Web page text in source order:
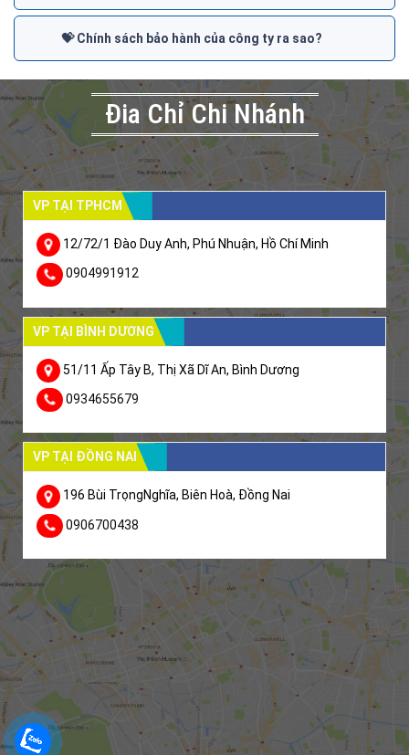
💝 Chính sách bảo hành của công ty ra sao?
Đia Chỉ Chi Nhánh
VP TẠI TPHCM
12/72/1 Đào Duy Anh, Phú Nhuận, Hồ Chí Minh
0904991912
VP TẠI BÌNH DƯƠNG
51/11 Ấp Tây B, Thị Xã Dĩ An, Bình Dương
0934655679
VP TẠI ĐỒNG NAI
196 Bùi TrọngNghĩa, Biên Hoà, Đồng Nai
0906700438